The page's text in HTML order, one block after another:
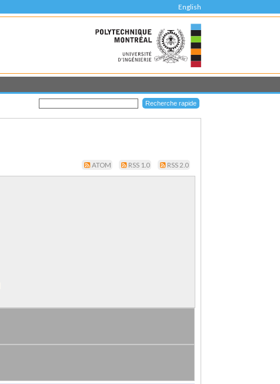
English
ATOM RSS 1.0 RSS 2.0